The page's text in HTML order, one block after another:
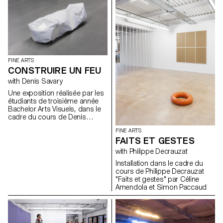
FINE ARTS
CONSTRUIRE UN FEU
with Denis Savary
Une exposition réalisée par les
étudiants de troisième année
Bachelor Arts Visuels, dans le
cadre du cours de Denis
de diversifier leurs champs de
connaissance et tenter ainsi de
les aider à mieux percevoir les
contours nécessairement
FINE ARTS
FAITS ET GESTES
with Philippe Decrauzat
Installation dans le cadre du
cours de Philippe Decrauzat
"Faits et gestes" par Céline
Amendola et Simon Paccaud